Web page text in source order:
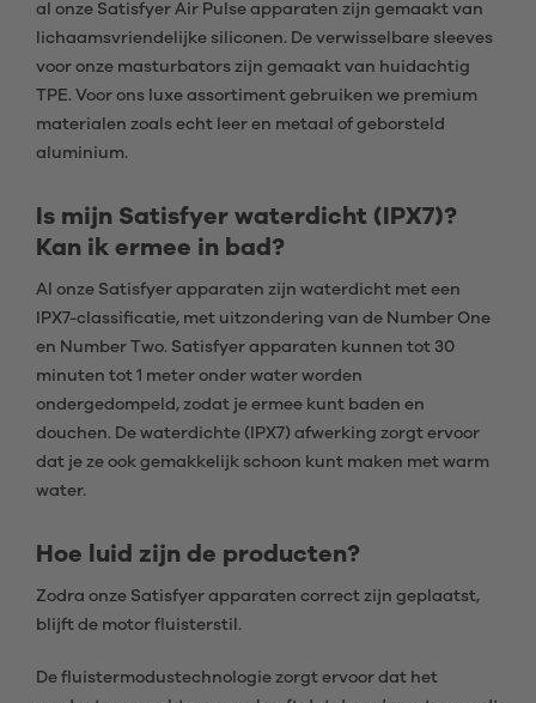
al onze Satisfyer Air Pulse apparaten zijn gemaakt van
lichaamsvriendelijke siliconen. De verwisselbare sleeves
voor onze masturbators zijn gemaakt van huidachtig
TPE. Voor ons luxe assortiment gebruiken we premium
materialen zoals echt leer en metaal of geborsteld
aluminium.
Is mijn Satisfyer waterdicht (IPX7)?
Kan ik ermee in bad?
Al onze Satisfyer apparaten zijn waterdicht met een
IPX7-classificatie, met uitzondering van de Number One
en Number Two. Satisfyer apparaten kunnen tot 30
minuten tot 1 meter onder water worden
ondergedompeld, zodat je ermee kunt baden en
douchen. De waterdichte (IPX7) afwerking zorgt ervoor
dat je ze ook gemakkelijk schoon kunt maken met warm
water.
Hoe luid zijn de producten?
Zodra onze Satisfyer apparaten correct zijn geplaatst,
blijft de motor fluisterstil.
De fluistermodustechnologie zorgt ervoor dat het